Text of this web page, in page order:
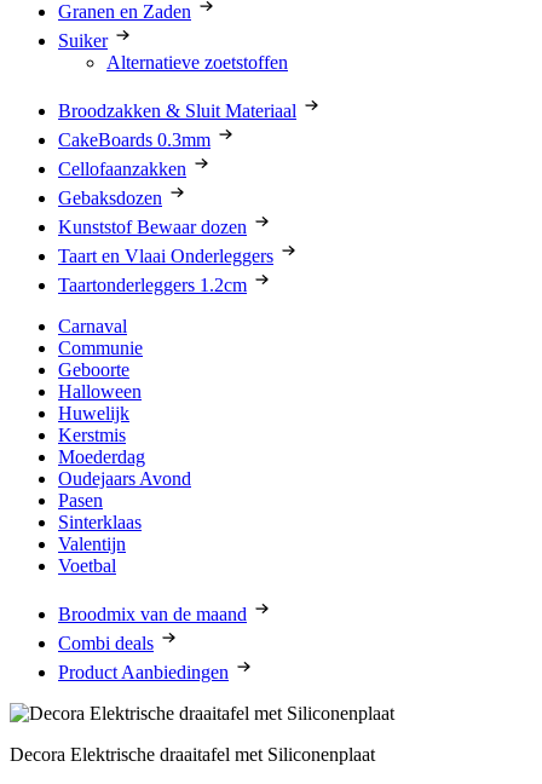
Granen en Zaden
Suiker
Alternatieve zoetstoffen
Broodzakken & Sluit Materiaal
CakeBoards 0.3mm
Cellofaanzakken
Gebaksdozen
Kunststof Bewaar dozen
Taart en Vlaai Onderleggers
Taartonderleggers 1.2cm
Carnaval
Communie
Geboorte
Halloween
Huwelijk
Kerstmis
Moederdag
Oudejaars Avond
Pasen
Sinterklaas
Valentijn
Voetbal
Broodmix van de maand
Combi deals
Product Aanbiedingen
Decora Elektrische draaitafel met Siliconenplaat